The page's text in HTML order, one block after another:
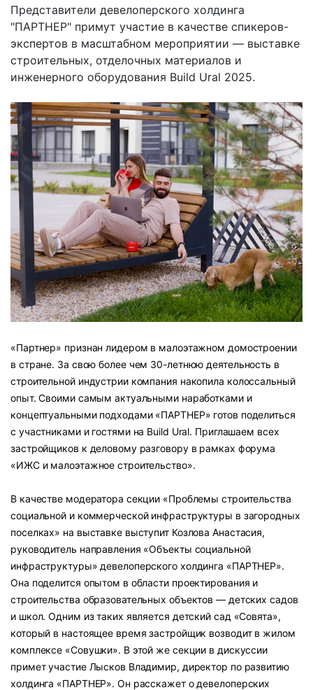
Представители девелоперского холдинга
"ПАРТНЕР" примут участие в качестве спикеров-
экспертов в масштабном мероприятии — выставке
строительных, отделочных материалов и
инженерного оборудования Build Ural 2025.
«Партнер» признан лидером в малоэтажном домостроении
в стране. За свою более чем 30-летнюю деятельность в
строительной индустрии компания накопила колоссальный
опыт. Своими самым актуальными наработками и
концептуальными подходами «ПАРТНЕР» готов поделиться
с участниками и гостями на Build Ural. Приглашаем всех
застройщиков к деловому разговору в рамках форума
«ИЖС и малоэтажное строительство».
В качестве модератора секции «Проблемы строительства
социальной и коммерческой инфраструктуры в загородных
поселках» на выставке выступит Козлова Анастасия,
руководитель направления «Объекты социальной
инфраструктуры» девелоперского холдинга «ПАРТНЕР».
Она поделится опытом в области проектирования и
строительства образовательных объектов — детских садов
и школ. Одним из таких является детский сад «Совята»,
который в настоящее время застройщик возводит в жилом
комплексе «Совушки». В этой же секции в дискуссии
примет участие Лысков Владимир, директор по развитию
холдинга «ПАРТНЕР». Он расскажет о девелоперских